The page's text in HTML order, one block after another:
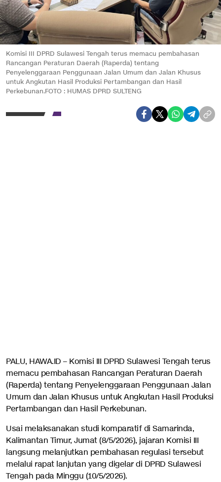
Komisi III DPRD Sulawesi Tengah terus memacu pembahasan
Rancangan Peraturan Daerah (Raperda) tentang
Penyelenggaraan Penggunaan Jalan Umum dan Jalan Khusus
untuk Angkutan Hasil Produksi Pertambangan dan Hasil
Perkebunan.FOTO : HUMAS DPRD SULTENG
PALU, HAWA.ID – Komisi III DPRD Sulawesi Tengah terus
memacu pembahasan Rancangan Peraturan Daerah
(Raperda) tentang Penyelenggaraan Penggunaan Jalan
Umum dan Jalan Khusus untuk Angkutan Hasil Produksi
Pertambangan dan Hasil Perkebunan.
Usai melaksanakan studi komparatif di Samarinda,
Kalimantan Timur, Jumat (8/5/2026), jajaran Komisi III
langsung melanjutkan pembahasan regulasi tersebut
melalui rapat lanjutan yang digelar di DPRD Sulawesi
Tengah pada Minggu (10/5/2026).